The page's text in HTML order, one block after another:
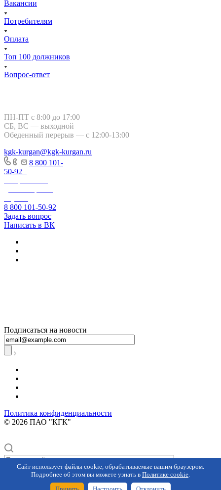
Вакансии
Потребителям
Оплата
Топ 100 должников
Вопрос-ответ
ПН-ПТ с 8:00 до 17:00
СБ, ВС — выходной
Обеденный перерыв — с 12:00-13:00
kgk-kurgan@kgk-kurgan.ru
8 800 101-
50-92
8 800 101-50-92
Задать вопрос
Написать в ВК
Подписаться на новости
Политика конфиденциальности
© 2026 ПАО "КГК"
Кабинет Поиск
О компании
Сайт использует файлы cookie, обрабатываемые вашим браузером.
Подробнее об этом вы можете узнать в Политике cookie.